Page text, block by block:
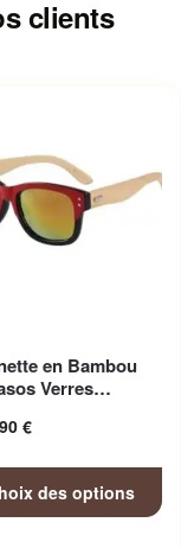
clients
en Bambou
Verres
€
des options
Les options
du produit